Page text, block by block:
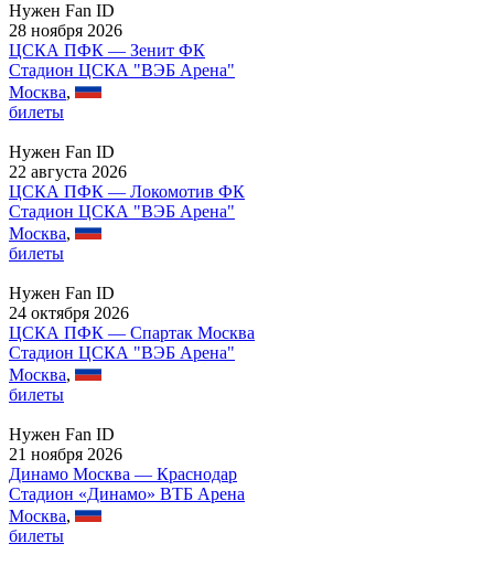
Нужен Fan ID
28 ноября 2026
ЦСКА ПФК — Зенит ФК
Стадион ЦСКА "ВЭБ Арена"
Москва,
билеты
Нужен Fan ID
22 августа 2026
ЦСКА ПФК — Локомотив ФК
Стадион ЦСКА "ВЭБ Арена"
Москва,
билеты
Нужен Fan ID
24 октября 2026
ЦСКА ПФК — Спартак Москва
Стадион ЦСКА "ВЭБ Арена"
Москва,
билеты
Нужен Fan ID
21 ноября 2026
Динамо Москва — Краснодар
Стадион «Динамо» ВТБ Арена
Москва,
билеты